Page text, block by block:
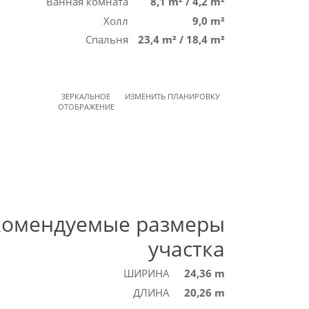
Холл
9,0 m²
Спальня
23,4 m² / 18,4 m²
ЗЕРКАЛЬНОЕ
ОТОБРАЖЕНИЕ
ИЗМЕНИТЬ ПЛАНИРОВКУ
размеры
участка
ШИРИНА
24,36 m
ДЛИНА
20,26 m